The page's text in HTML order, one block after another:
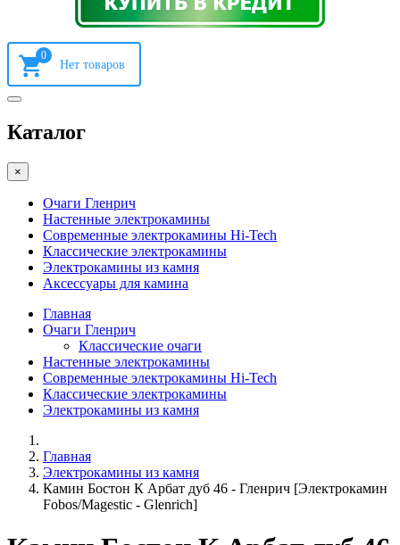
0
Каталог
×
Очаги Гленрич
Настенные электрокамины
Современные электрокамины Hi-Tech
Классические электрокамины
Электрокамины из камня
Аксессуары для камина
Главная
Очаги Гленрич
Классические очаги
Настенные электрокамины
Современные электрокамины Hi-Tech
Классические электрокамины
Электрокамины из камня
Главная
Электрокамины из камня
Камин Бостон К Арбат дуб 46 - Гленрич [Электрокамин
Fobos/Magestic - Glenrich]